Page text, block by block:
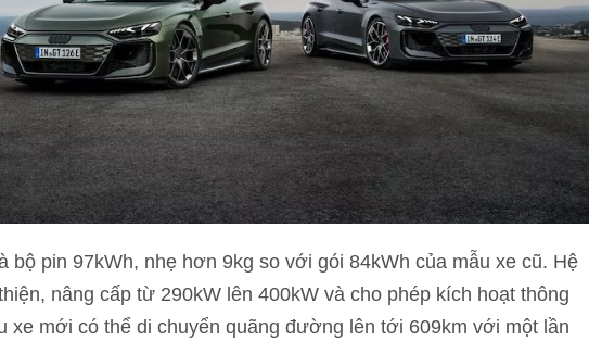
bộ pin 97kWh, nhẹ hơn 9kg so với gói 84kWh của mẫu xe cũ. Hệ
nâng cấp từ 290kW lên 400kW và cho phép kích hoạt thông
xe mới có thể di chuyển quãng đường lên tới 609km với một lần